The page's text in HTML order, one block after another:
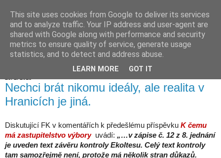
Hranické listy
Nechci brát nikomu ideály, ale realita v
Hranicích je jiná.
Diskutující FK v komentářích k předešlému příspěvku K čemu
má zastupitelstvo výbory uvádí: „…v zápise č. 12 z 8. jednání
je uveden text závěru kontroly Ekoltesu. Celý text kontroly
tam samozřejmě není, protože má několik stran důkazů.
This site uses cookies from Google to deliver its services
and to analyze traffic. Your IP address and user-agent are
shared with Google along with performance and security
metrics to ensure quality of service, generate usage
statistics, and to detect and address abuse.
LEARN MORE GOT IT